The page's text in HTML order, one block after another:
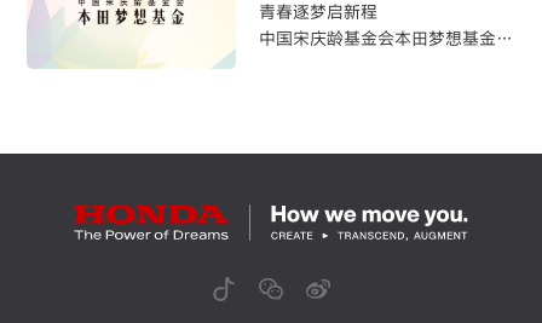
青春逐梦启新程
中国宋庆龄基金会本田梦想基金第